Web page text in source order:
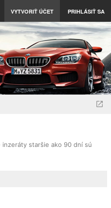
VYTVORIŤ ÚČET PRIHLÁSIŤ SA
inzeráty staršie ako 90 dní sú